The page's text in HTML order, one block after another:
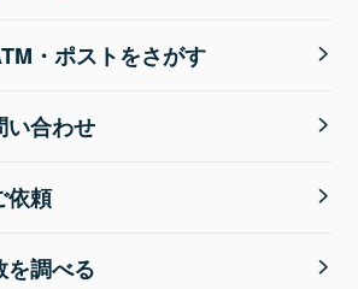
・ポストをさがす
い合わせ
依頼
を調べる